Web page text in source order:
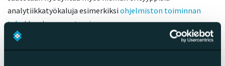
analytiikkatyökaluja esimerkiksiohjelmiston toiminnan
tehokkuuden parantamiseen.
Muutamia käytännön vinkkejä tälle tasolle pääsemiseksi: